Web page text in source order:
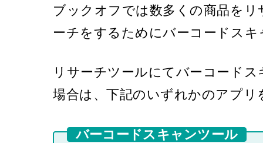
ブックオフでは数多くの商品を
ーチをするためにバーコードス
リサーチツールにてバーコード
場合は、下記のいずれかのアプ
バーコードスキャンツール